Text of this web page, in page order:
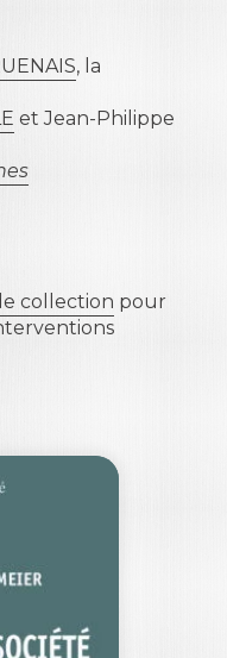
, la
etJean-Philippe
collection pour